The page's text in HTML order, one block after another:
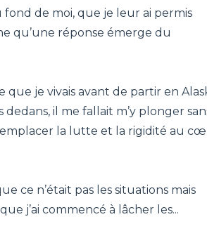
fond de moi, que je leur ai permis
qu’une réponse émerge du
que je vivais avant de partir en
il me fallait m’y plonger
la lutte et la rigidité au
ce n’était pas les situations mais
j’ai commencé à lâcher les...